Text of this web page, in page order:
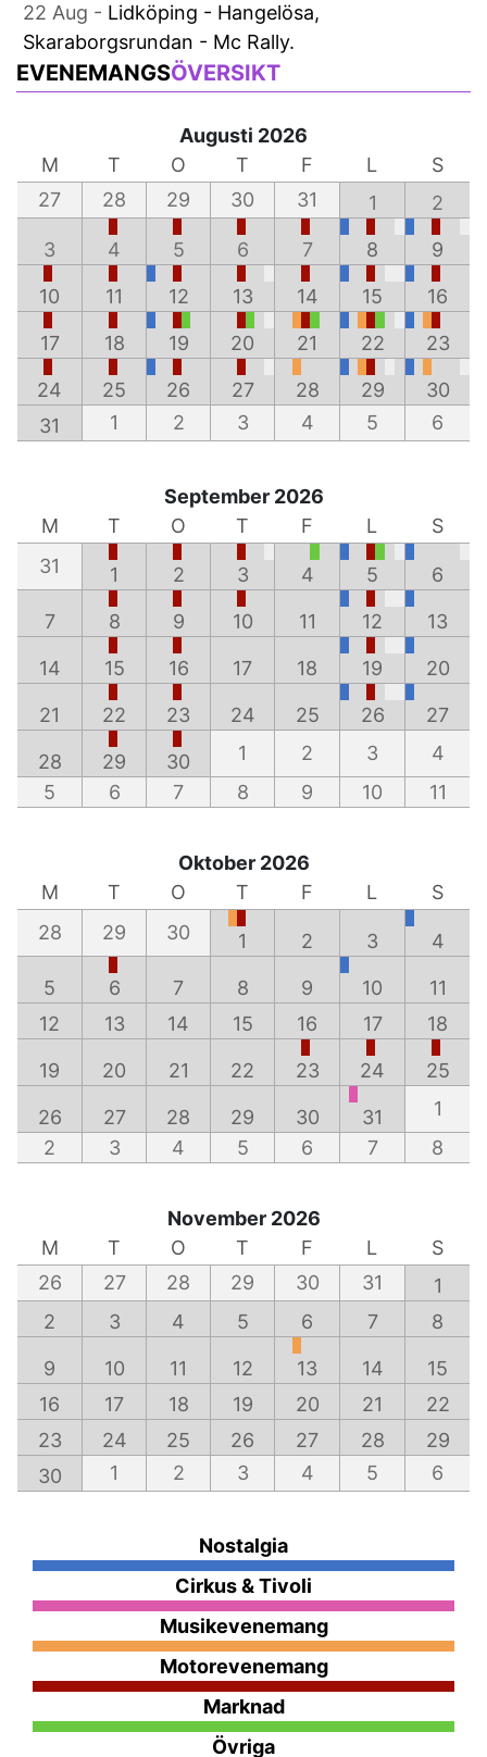
22 Aug - Lidköping - Hangelösa,
Skaraborgsrundan - Mc Rally.
EVENEMANGSÖVERSIKT
Augusti 2026
M
T O T F L
S
27
28 29 30 31 1 2
3 4 5 6 7 8 9
10 11 12 13 14 15 16
17 18 19 20 21 22 23
24 25 26 27 28 29
30
31
1 2 3 4 5 6
September 2026
M
T O T F L
S
31
1 2 3 4 5 6
7 8 9 10 11 12 13
14 15 16 17 18 19 20
21 22 23 24 25 26 27
28 29 30 1 2 3
4
5
6 7 8 9 10 11
Oktober 2026
M
T O T F L
S
28
29 30 1 2 3 4
5 6 7 8 9 10
11
12
13 14 15 16 17 18
19 20 21 22 23 24 25
26 27 28 29 30 31
1
2
3 4 5 6 7 8
November 2026
M
T O T F L
S
26
27 28 29 30 31
1
2
3 4 5 6 7 8
9 10 11 12 13 14
15
16
17 18 19 20 21
22
23
24 25 26 27 28
29
30
1 2 3 4 5 6
Nostalgia
Cirkus & Tivoli
Musikevenemang
Motorevenemang
Marknad
Övriga